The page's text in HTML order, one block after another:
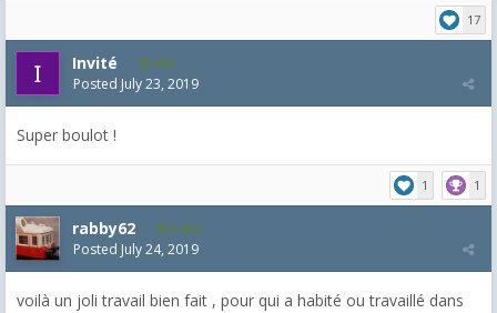
17
Invité 456
Posted July 23, 2019
Super boulot !
1 1
rabby62 8,454
Posted July 24, 2019
voilà un joli travail bien fait , pour qui a habité ou travaillé dans